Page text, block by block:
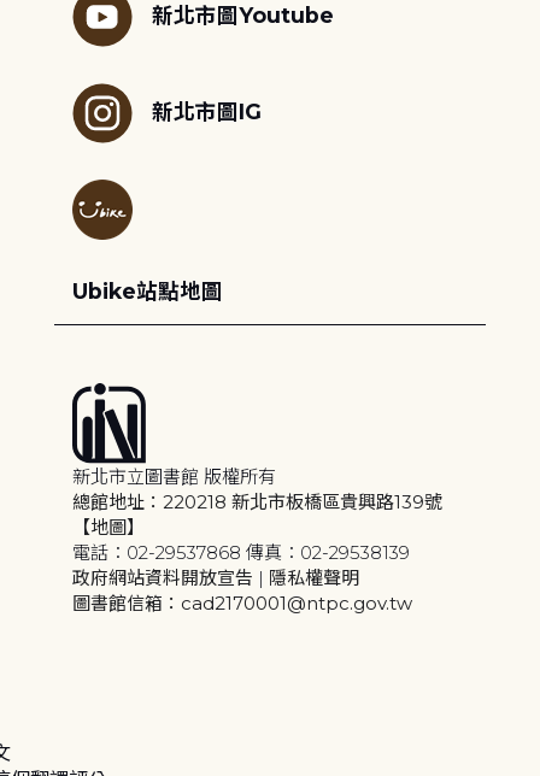
新北市圖Youtube
新北市圖IG
Ubike站點地圖
新北市立圖書館 版權所有
總館地址：220218 新北市板橋區貴興路139號
【地圖】
電話：02-29537868 傳真：02-29538139
政府網站資料開放宣告 | 隱私權聲明
圖書館信箱：cad2170001@ntpc.gov.tw